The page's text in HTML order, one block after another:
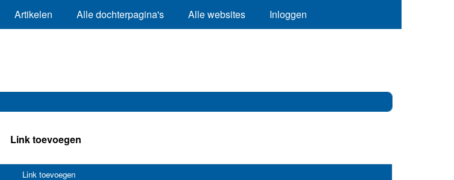
Artikelen Alle dochterpagina's Alle websites Inloggen
Link toevoegen
Link toevoegen